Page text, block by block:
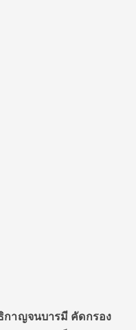
กาญจนบารมี คัดกรอง